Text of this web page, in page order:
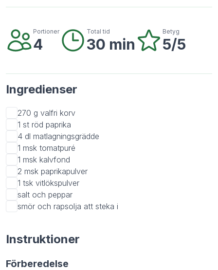
Portioner
4
Total tid
30 min
Betyg
5/5
Ingredienser
270 g valfri korv
1 st röd paprika
4 dl matlagningsgrädde
1 msk tomatpuré
1 msk kalvfond
2 msk paprikapulver
1 tsk vitlökspulver
salt och peppar
smör och rapsolja att steka i
Instruktioner
Förberedelse